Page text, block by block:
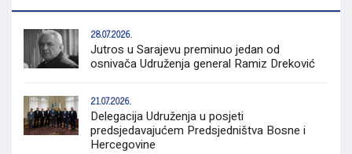
28.07.2026.
Jutros u Sarajevu preminuo jedan od
osnivača Udruženja general Ramiz Dreković
21.07.2026.
Delegacija Udruženja u posjeti
predsjedavajućem Predsjedništva Bosne i
Hercegovine